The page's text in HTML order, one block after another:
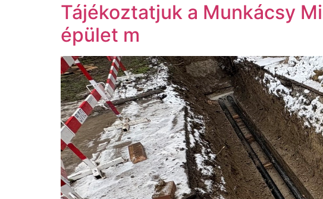
Tájékoztatjuk a Munkácsy
épület m